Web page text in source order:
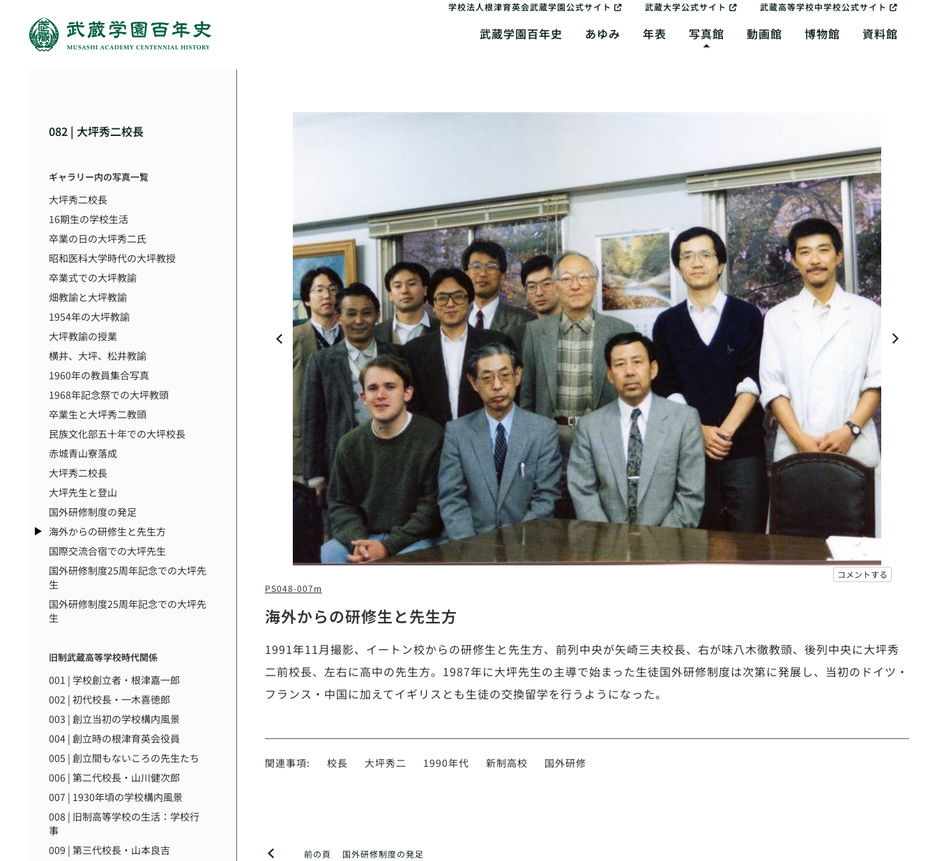
学校法人根津育英会武蔵学園公式サイト 武蔵大学公式サイト 武蔵高等学校中学校公式サイト
武蔵学園百年史 あゆみ 年表 写真館 動画館 博物館 資料館
082 | 大坪秀二校長
ギャラリー内の写真一覧
大坪秀二校長
16期生の学校生活
卒業の日の大坪秀二氏
昭和医科大学時代の大坪教授
卒業式での大坪教諭
畑教諭と大坪教諭
1954年の大坪教諭
大坪教諭の授業
横井、大坪、松井教諭
1960年の教員集合写真
1968年記念祭での大坪教頭
卒業生と大坪秀二教頭
民族文化部五十年での大坪校長
赤城青山寮落成
大坪秀二校長
大坪先生と登山
国外研修制度の発足
海外からの研修生と先生方
国際交流合宿での大坪先生
国外研修制度25周年記念での大坪先
生
国外研修制度25周年記念での大坪先
生
旧制武蔵高等学校時代関係
001 | 学校創立者・根津嘉一郎
002 | 初代校長・一木喜徳郎
003 | 創立当初の学校構内風景
004 | 創立時の根津育英会役員
005 | 創立間もないころの先生たち
006 | 第二代校長・山川健次郎
007 | 1930年頃の学校構内風景
008 | 旧制高等学校の生活：学校行
事
009 | 第三代校長・山本良吉
コメントする
PS048-007m
海外からの研修生と先生方
1991年11月撮影、イートン校からの研修生と先生方、前列中央が矢崎三夫校長、右が味八木徹教頭、後列中央に大坪秀
二前校長、左右に高中の先生方。1987年に大坪先生の主導で始まった生徒国外研修制度は次第に発展し、当初のドイツ・
フランス・中国に加えてイギリスとも生徒の交換留学を行うようになった。
関連事項: 校長 大坪秀二 1990年代 新制高校 国外研修
前の頁 国外研修制度の発足